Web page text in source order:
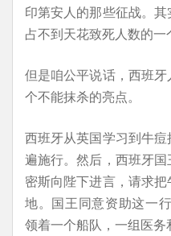
印第安人的那些征战。
占不到天花致死人数的一
但是咱公平说话，西班
个不能抹杀的亮点。
西班牙从英国学习到牛
遍施行。然后，西班牙
密斯向陛下进言，请求
地。国王同意资助这一
领着一个船队，一组医